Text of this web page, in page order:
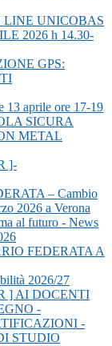
LINE UNICOBAS
2026 h 14.30-
GPS:
13 aprile ore 17-19
SICURA
METAL
]-
– Cambio
2026 a Verona
al futuro - News
FEDERATA A
2026/27
] AI DOCENTI
-
-
STUDIO